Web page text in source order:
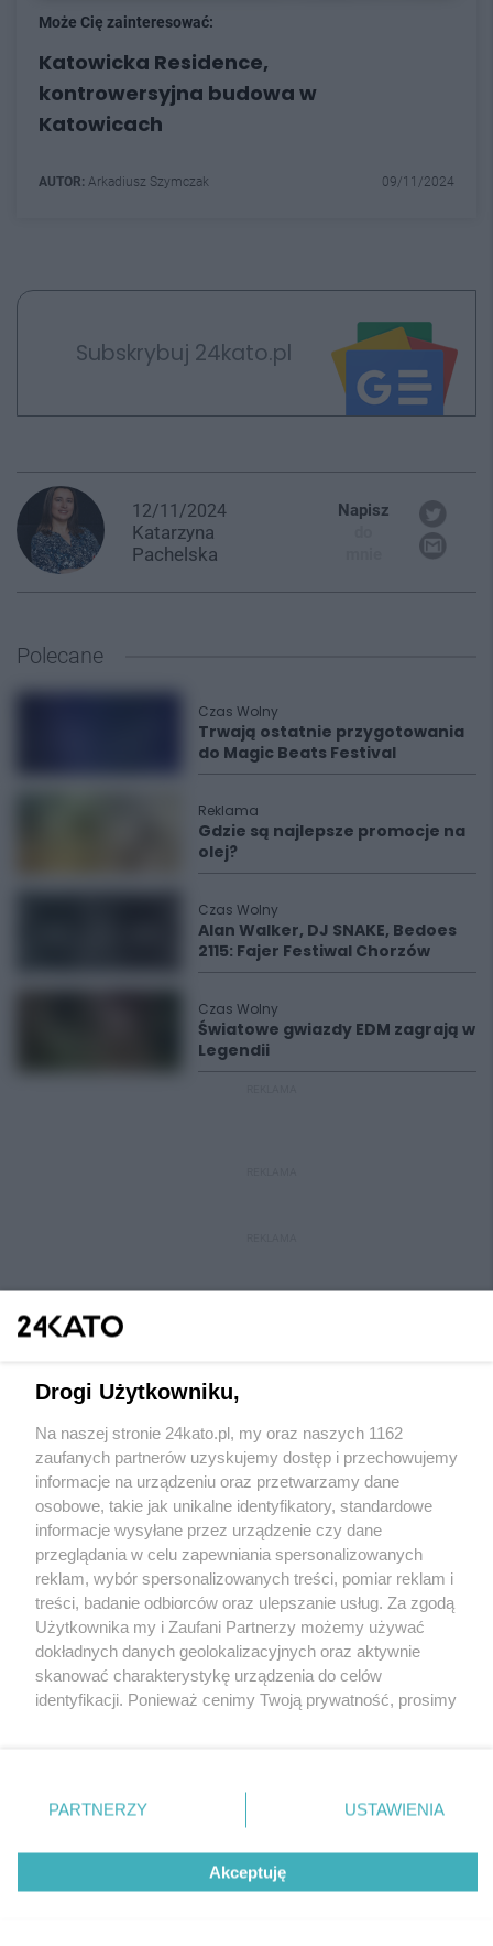
Może Cię zainteresować:
Katowicka Residence,
kontrowersyjna budowa w
Katowicach
AUTOR: Arkadiusz Szymczak 09/11/2024
Subskrybuj 24kato.pl
12/11/2024
Katarzyna
Pachelska
Napisz
Polecane
Czas Wolny
Trwają ostatnie przygotowania
do Magic Beats Festival
Reklama
Gdzie są najlepsze promocje na
olej?
Czas Wolny
Alan Walker, DJ SNAKE, Bedoes
2115: Fajer Festiwal Chorzów
Czas Wolny
Światowe gwiazdy EDM zagrają w
Legendii
Wydawca mediów lokalnych
Nie zapomnij
zapoznać się z:
polityką prywatności regulamin korzystania z portali
Twojemiasto
Piekary Śląskie
Chorzów
Tarnowskie Góry
Gliwice
Skontakuj sięz nami
Kontakt
Wydawca
Redakcja
Drogi Użytkowniku,
Na naszej stronie 24kato.pl, my oraz naszych 1162
zaufanych partnerów uzyskujemy dostęp i przechowujemy
informacje na urządzeniu oraz przetwarzamy dane
osobowe, takie jak unikalne identyfikatory, standardowe
informacje wysyłane przez urządzenie czy dane
przeglądania w celu zapewniania spersonalizowanych
reklam, wybór spersonalizowanych treści, pomiar reklam i
treści, badanie odbiorców oraz ulepszanie usług. Za zgodą
Użytkownika my i Zaufani Partnerzy możemy używać
dokładnych danych geolokalizacyjnych oraz aktywnie
skanować charakterystykę urządzenia do celów
identyfikacji. Ponieważ cenimy Twoją prywatność, prosimy
prywatności znajdujący się w lewym dolnym rogu strony
. Niektóre rodzaje przetwarzania danych nie wymagają
zgody użytkownika, ale masz prawo sprzeciwić się
takiemu przetwarzaniu. Preferencje będą miały
zastosowania tylko na tej witrynie.
PARTNERZY USTAWIENIA
Akceptuję